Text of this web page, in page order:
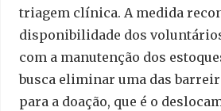
triagem clínica. A medida
disponibilidade dos
com a manutenção dos
busca eliminar uma das
para a doação, que é o